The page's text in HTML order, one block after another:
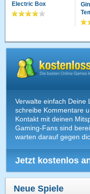
Electric Box
Verwalte einfach Deine
schreibe Kommentare
Kontakt mit deinen
Gaming-Fans sind
warten darauf gegen
Jetzt kostenlos
Neue Spiele